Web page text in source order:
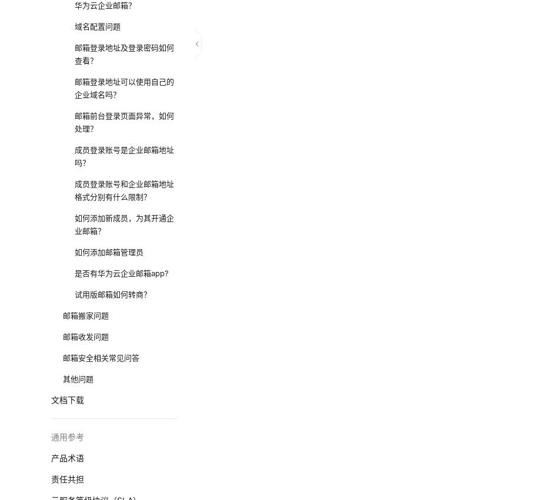
华为云企业邮箱？
域名配置问题
邮箱登录地址及登录密码如何
查看？
邮箱登录地址可以使用自己的
企业域名吗？
邮箱前台登录页面异常，如何
处理？
成员登录账号是企业邮箱地址
吗？
成员登录账号和企业邮箱地址
格式分别有什么限制？
如何添加新成员，为其开通企
业邮箱？
如何添加邮箱管理员
是否有华为云企业邮箱app?
试用版邮箱如何转商？
邮箱搬家问题
邮箱收发问题
邮箱安全相关常见问答
其他问题
文档下载
通用参考
产品术语
责任共担